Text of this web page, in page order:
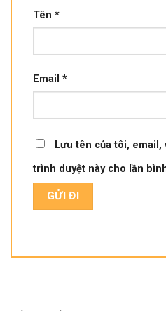
Tên *
Email *
Lưu tên của tôi,
trình duyệt này cho lần